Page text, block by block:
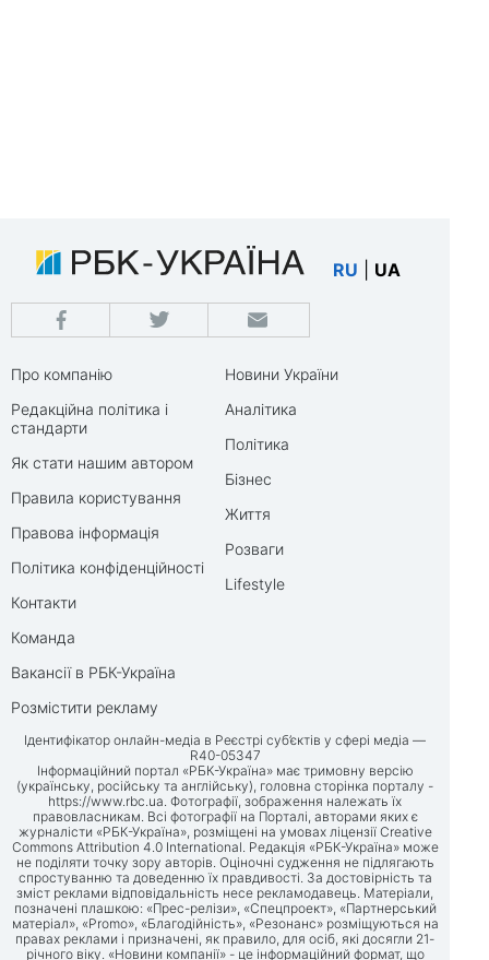
RU UA
Про компанію
Редакційна політика і
стандарти
Як стати нашим автором
Правила користування
Правова інформація
Політика конфіденційності
Контакти
Команда
Вакансії в РБК-Україна
Розмістити рекламу
Новини України
Аналітика
Політика
Бізнес
Життя
Розваги
Lifestyle
Ідентифікатор онлайн-медіа в Реєстрі суб’єктів у сфері медіа —
R40-05347
Інформаційний портал «РБК-Україна» має тримовну версію
(українську, російську та англійську), головна сторінка порталу -
https://www.rbc.ua . Фотографії, зображення належать їх
правовласникам. Всі фотографії на Порталі, авторами яких є
журналісти «РБК-Україна», розміщені на умовах ліцензії Creative
Commons Attribution 4.0 International. Редакція «РБК-Україна» може
не поділяти точку зору авторів. Оціночні судження не підлягають
спростуванню та доведенню їх правдивості. За достовірність та
зміст реклами відповідальність несе рекламодавець. Матеріали,
позначені плашкою: «Прес-релізи», «Спецпроект», «Партнерський
матеріал», «Promo», «Благодійність», «Резонанс» розміщуються на
правах реклами і призначені, як правило, для осіб, які досягли 21-
річного віку. «Новини компанії» - це інформаційний формат, що